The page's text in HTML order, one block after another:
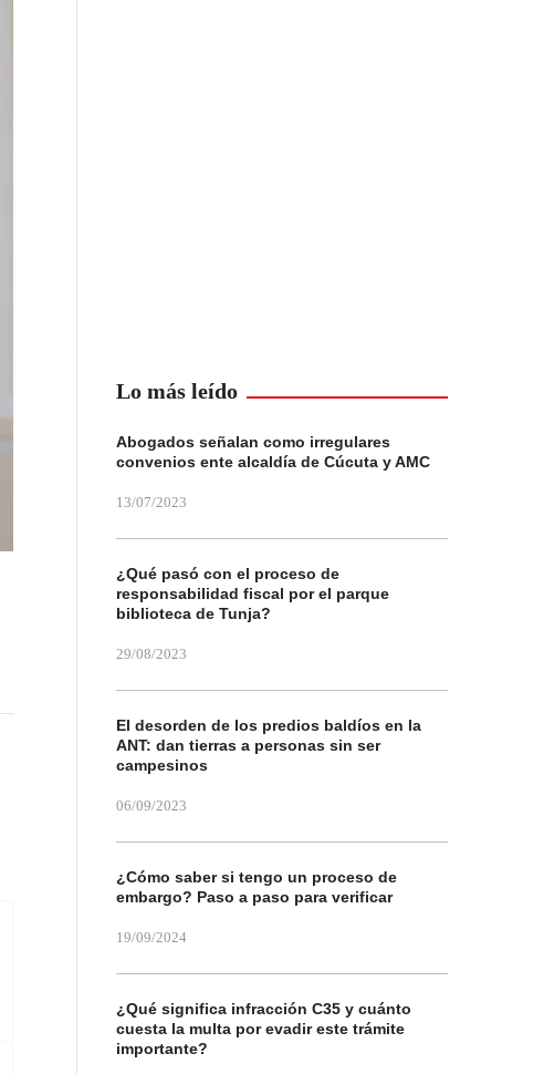
Lo más leído
Abogados señalan como irregulares
convenios ente alcaldía de Cúcuta y AMC
13/07/2023
¿Qué pasó con el proceso de
responsabilidad fiscal por el parque
biblioteca de Tunja?
29/08/2023
El desorden de los predios baldíos en la
ANT: dan tierras a personas sin ser
campesinos
06/09/2023
¿Cómo saber si tengo un proceso de
embargo? Paso a paso para verificar
19/09/2024
¿Qué significa infracción C35 y cuánto
cuesta la multa por evadir este trámite
importante?